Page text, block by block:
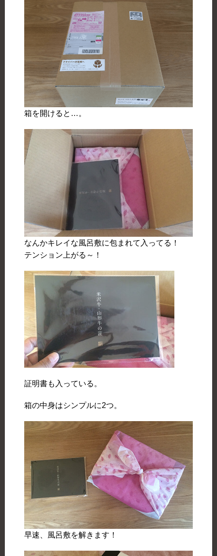
箱を開けると…。
なんかキレイな風呂敷に包まれて入ってる！
テンション上がる～！
証明書も入っている。
箱の中身はシンプルに2つ。
早速、風呂敷を解きます！